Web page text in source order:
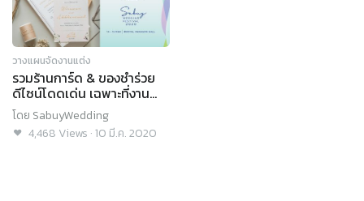
วางแผนจัดงานแต่ง
รวมร้านการ์ด & ของชำร่วย
ดีไซน์โดดเด่น เฉพาะที่งาน
SabuyWedding Festival
2020!
โดย SabuyWedding
4,468 Views ·10 มี.ค. 2020